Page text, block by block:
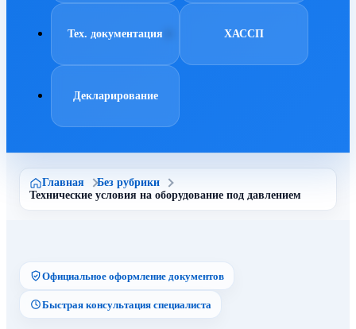
Тех. документация ХАССП
Декларирование
Главная
Без рубрики
Технические условия на оборудование под давлением
Официальное оформление документов
Быстрая консультация специалиста